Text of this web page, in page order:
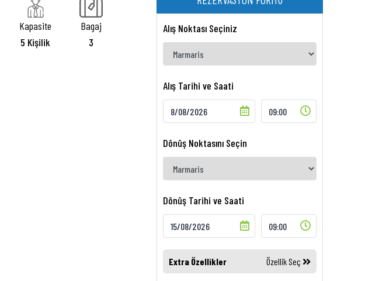
Kapasite
5 Kişilik
Bagaj
3
Alış Noktası Seçiniz
Alış Tarihi ve Saati
Dönüş Noktasını Seçin
Dönüş Tarihi ve Saati
Extra Özellikler Özellik Seç